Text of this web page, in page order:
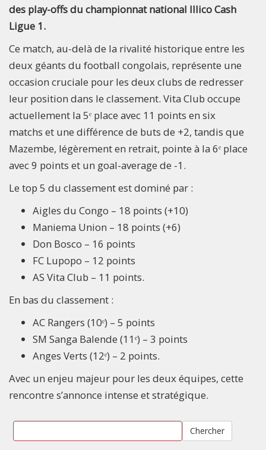
des play-offs du championnat national Illico Cash
Ligue 1.
Ce match, au-delà de la rivalité historique entre les
deux géants du football congolais, représente une
occasion cruciale pour les deux clubs de redresser
leur position dans le classement. Vita Club occupe
actuellement la 5ᵉ place avec 11 points en six
matchs et une différence de buts de +2, tandis que
Mazembe, légèrement en retrait, pointe à la 6ᵉ place
avec 9 points et un goal-average de -1.
Le top 5 du classement est dominé par :
Aigles du Congo – 18 points (+10)
Maniema Union – 18 points (+6)
Don Bosco – 16 points
FC Lupopo – 12 points
AS Vita Club – 11 points.
En bas du classement :
AC Rangers (10ᵉ) – 5 points
SM Sanga Balende (11ᵉ) – 3 points
Anges Verts (12ᵉ) – 2 points.
Avec un enjeu majeur pour les deux équipes, cette
rencontre s’annonce intense et stratégique.
Chercher